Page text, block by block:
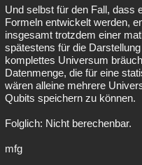
Und selbst für den Fall, dass
Formeln entwickelt werden,
insgesamt trotzdem einer
spätestens für die
komplettes Universum
Datenmenge, die für eine
wären alleine mehrere
Qubits speichern zu können.
Folglich: Nicht berechenbar.
mfg